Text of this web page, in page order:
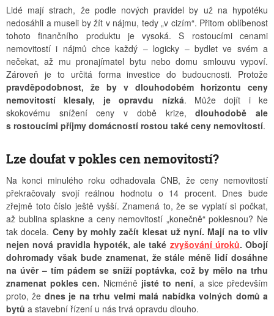
Lidé mají strach, že podle nových pravidel by už na hypotéku
nedosáhli a museli by žít v nájmu, tedy „v cizím“. Přitom oblíbenost
tohoto finančního produktu je vysoká. S rostoucími cenami
nemovitostí i nájmů chce každý – logicky – bydlet ve svém a
nečekat, až mu pronajímatel bytu nebo domu smlouvu vypoví.
Zároveň je to určitá forma investice do budoucnosti. Protože
pravděpodobnost, že by v dlouhodobém horizontu ceny
nemovitostí klesaly, je opravdu nízká. Může dojít i ke
skokovému snížení ceny v době krize, dlouhodobě ale
s rostoucími příjmy domácností rostou také ceny nemovitostí.
Lze doufat v pokles cen nemovitostí?
Na konci minulého roku odhadovala ČNB, že ceny nemovitostí
překračovaly svojí reálnou hodnotu o 14 procent. Dnes bude
zřejmě toto číslo ještě vyšší. Znamená to, že se vyplatí si počkat,
až bublina splaskne a ceny nemovitostí „konečně“ poklesnou? Ne
tak docela. Ceny by mohly začít klesat už nyní. Mají na to vliv
nejen nová pravidla hypoték, ale také zvyšování úroků. Obojí
dohromady však bude znamenat, že stále méně lidí dosáhne
na úvěr – tím pádem se sníží poptávka, což by mělo na trhu
znamenat pokles cen. Nicméně jisté to není, a sice především
proto, že dnes je na trhu velmi malá nabídka volných domů a
bytů a stavební řízení u nás trvá opravdu dlouho.